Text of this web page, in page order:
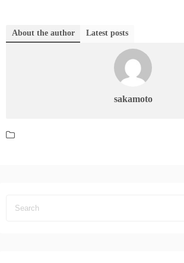
About the author Latest posts
sakamoto